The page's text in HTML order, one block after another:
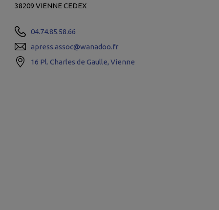
38209 VIENNE CEDEX
04.74.85.58.66
apress.assoc@wanadoo.fr
16 Pl. Charles de Gaulle, Vienne